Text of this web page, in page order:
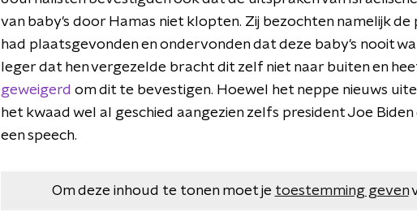
van baby's door Hamas niet klopten. Zij bezochten namelijk
had plaatsgevonden en ondervonden dat deze baby's nooit
leger dat hen vergezelde bracht dit zelf niet naar buiten en
geweigerd om dit te bevestigen. Hoewel het neppe nieuws
het kwaad wel al geschied aangezien zelfs president Joe
een speech.
Om deze inhoud te tonen moet je toestemming geven